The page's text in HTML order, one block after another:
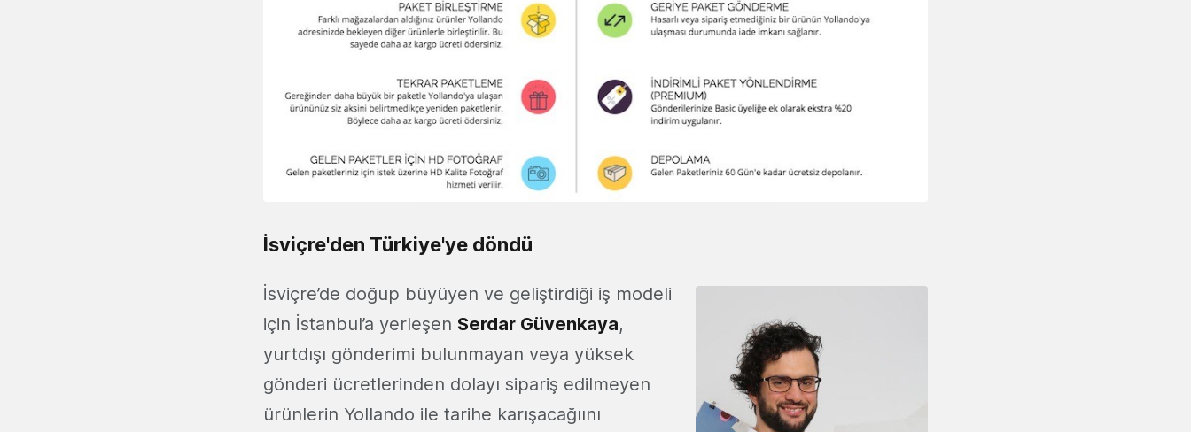
İsviçre'den Türkiye'ye döndü
İsviçre’de doğup büyüyen ve geliştirdiği iş modeli
için İstanbul’a yerleşen Serdar Güvenkaya,
yurtdışı gönderimi bulunmayan veya yüksek
gönderi ücretlerinden dolayı sipariş edilmeyen
ürünlerin Yollando ile tarihe karışacağıını